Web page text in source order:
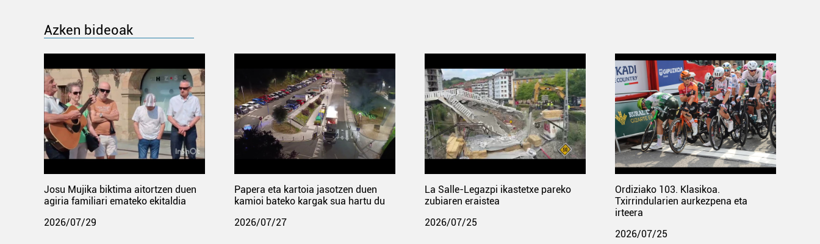
Azken bideoak
Josu Mujika biktima aitortzen duen
agiria familiari emateko ekitaldia
2026/07/29
Papera eta kartoia jasotzen duen
kamioi bateko kargak sua hartu du
2026/07/27
La Salle-Legazpi ikastetxe pareko
zubiaren eraistea
2026/07/25
Ordiziako 103. Klasikoa.
Txirrindularien aurkezpena eta
irteera
2026/07/25